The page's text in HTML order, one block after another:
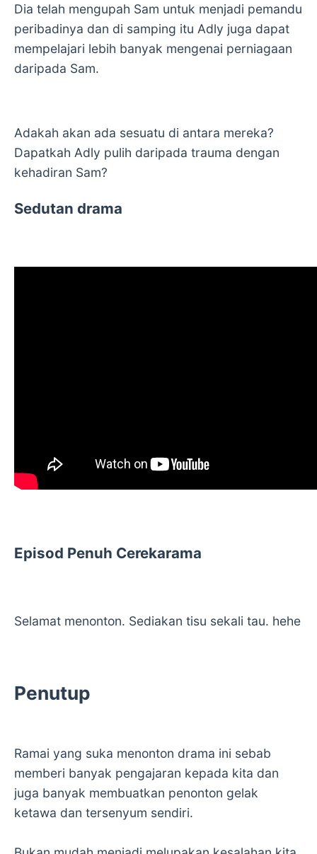
Dia telah mengupah Sam untuk menjadi pemandu
peribadinya dan di samping itu Adly juga dapat
mempelajari lebih banyak mengenai perniagaan
daripada Sam.
Adakah akan ada sesuatu di antara mereka?
Dapatkah Adly pulih daripada trauma dengan
kehadiran Sam?
Sedutan drama
Episod Penuh Cerekarama
Selamat menonton. Sediakan tisu sekali tau. hehe
Penutup
Ramai yang suka menonton drama ini sebab
memberi banyak pengajaran kepada kita dan
juga banyak membuatkan penonton gelak
ketawa dan tersenyum sendiri.